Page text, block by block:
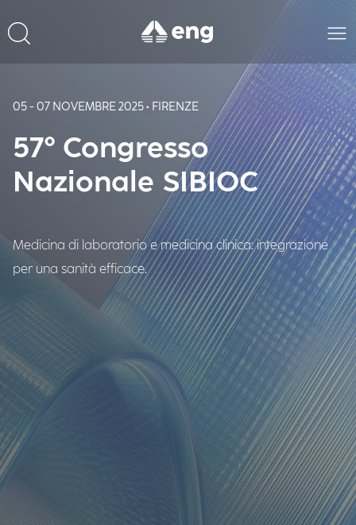
05 - 07 NOVEMBRE 2025 • FIRENZE
57° Congresso
Nazionale SIBIOC
Medicina di laboratorio e medicina clinica: integrazione
per una sanità efficace.